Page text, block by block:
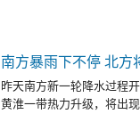
南方暴雨下不停 北方
昨天南方新一轮降水过程
黄淮一带热力升级，将出